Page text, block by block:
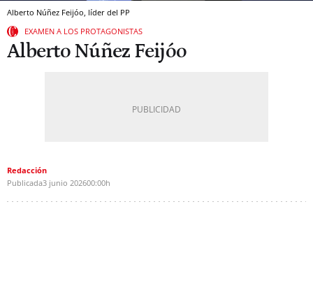
Alberto Núñez Feijóo, líder del PP
EXAMEN A LOS PROTAGONISTAS
Alberto Núñez Feijóo
Redacción
Publicada3 junio 202600:00h